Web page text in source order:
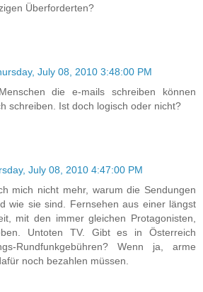
Überforderten?
July 08, 2010 3:48:00 PM
die e-mails schreiben können
schreiben. Ist doch logisch oder nicht?
July 08, 2010 4:47:00 PM
mich nicht mehr, warum die Sendungen
wie sie sind. Fernsehen aus einer längst
mit den immer gleichen Protagonisten,
Untoten TV. Gibt es in Österreich
Rundfunkgebühren? Wenn ja, arme
noch bezahlen müssen.